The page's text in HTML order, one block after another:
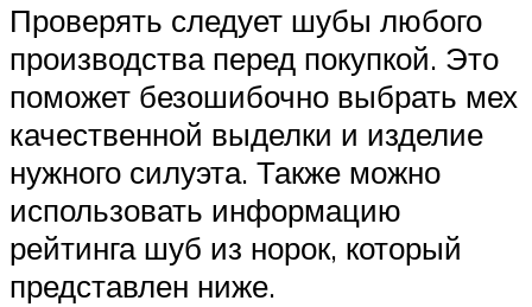
Проверять следует шубы любого
производства перед покупкой. Это
поможет безошибочно выбрать мех
качественной выделки и изделие
нужного силуэта. Также можно
использовать информацию
рейтинга шуб из норок, который
представлен ниже.